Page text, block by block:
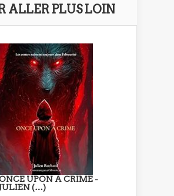
ALLER PLUS LOIN
UPON A CRIME -
JULIEN (…)